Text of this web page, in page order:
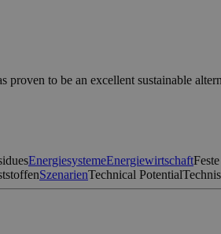
to be an excellent sustainable
EnergiesystemeEnergiewirtschaft
SzenarienTechnical Potential